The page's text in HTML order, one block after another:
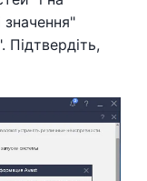
значення"
Підтвердіть,